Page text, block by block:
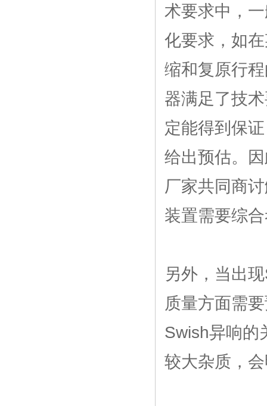
术要求中，
化要求，如
缩和复原行
器满足了技
定能得到保
给出预估。
厂家共同商
装置需要综
另外，当出
质量方面需
Swish异响的
较大杂质，